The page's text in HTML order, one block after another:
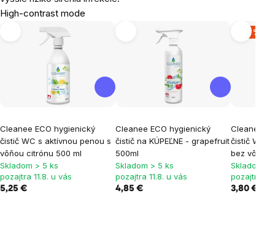
High-contrast mode
Cleanee ECO hygienický
čistič WC s aktívnou penou s
vôňou citrónu 500 ml
Skladom > 5 ks
pozajtra 11.8. u vás
5,25 €
Cleanee ECO hygienický
čistič na KÚPEĽNE - grapefruit
500ml
Skladom > 5 ks
pozajtra 11.8. u vás
4,85 €
-28 %
Cleanee
čistič WC
bez vône,
Skladom >
pozajtra
3,80 €